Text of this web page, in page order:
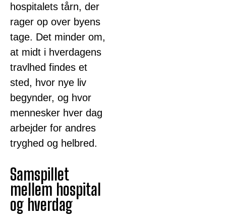
hospitalets tårn, der
rager op over byens
tage. Det minder om,
at midt i hverdagens
travlhed findes et
sted, hvor nye liv
begynder, og hvor
mennesker hver dag
arbejder for andres
tryghed og helbred.
Samspillet
mellem hospital
og hverdag